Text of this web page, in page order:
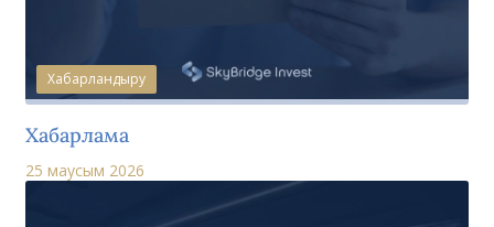
Хабарландыру
Хабарлама
25 маусым 2026